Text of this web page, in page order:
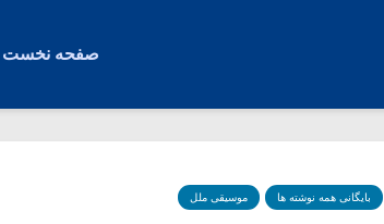
صفحه نخست
بایگانی همه نوشته ها موسیقی ملل